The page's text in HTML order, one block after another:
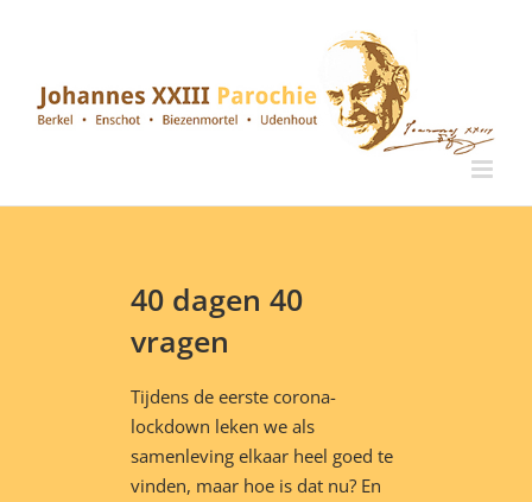
40 dagen 40
vragen
Tijdens de eerste corona-
lockdown leken we als
samenleving elkaar heel goed te
vinden, maar hoe is dat nu? En